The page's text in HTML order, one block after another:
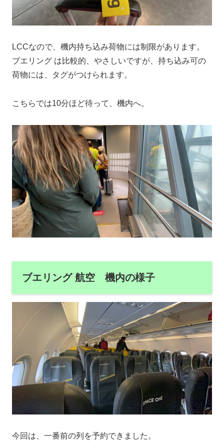
LCCなので、機内持ち込み荷物には制限があります。
ブエリング は比較的、やさしいですが、持ち込み可の
荷物には、タグがつけられます。
こちらでは10分ほど待って、機内へ。
ブエリング 航空 機内の様子
今回は、一番前の列を予約できました。